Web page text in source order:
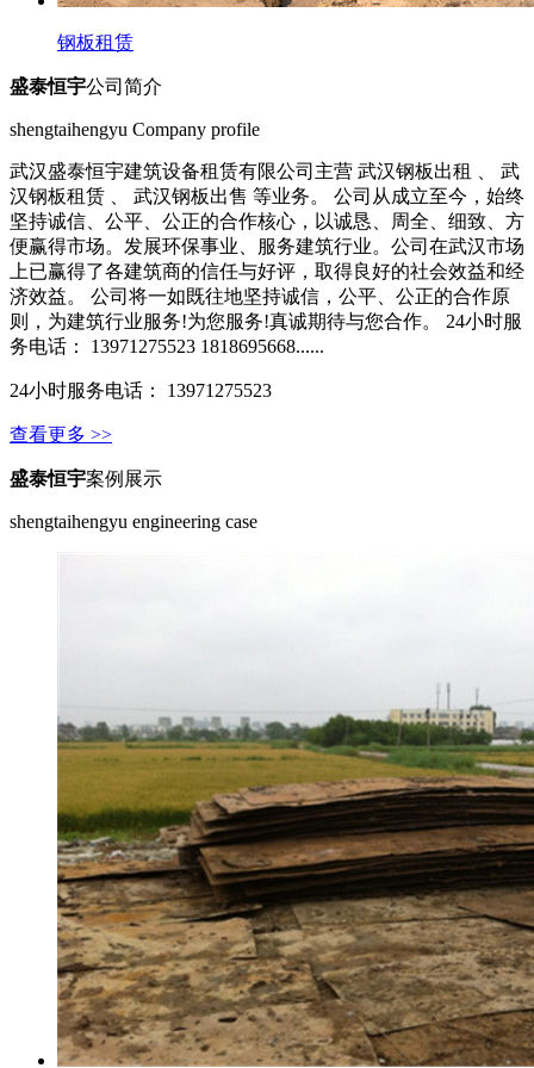
钢板租赁
盛泰恒宇公司简介
shengtaihengyu Company profile
武汉盛泰恒宇建筑设备租赁有限公司主营 武汉钢板出租 、 武
汉钢板租赁 、 武汉钢板出售 等业务。 公司从成立至今，始终
坚持诚信、公平、公正的合作核心，以诚恳、周全、细致、方
便赢得市场。发展环保事业、服务建筑行业。公司在武汉市场
上已赢得了各建筑商的信任与好评，取得良好的社会效益和经
济效益。 公司将一如既往地坚持诚信，公平、公正的合作原
则，为建筑行业服务!为您服务!真诚期待与您合作。 24小时服
务电话： 13971275523 1818695668......
24小时服务电话： 13971275523
查看更多 >>
盛泰恒宇案例展示
shengtaihengyu engineering case